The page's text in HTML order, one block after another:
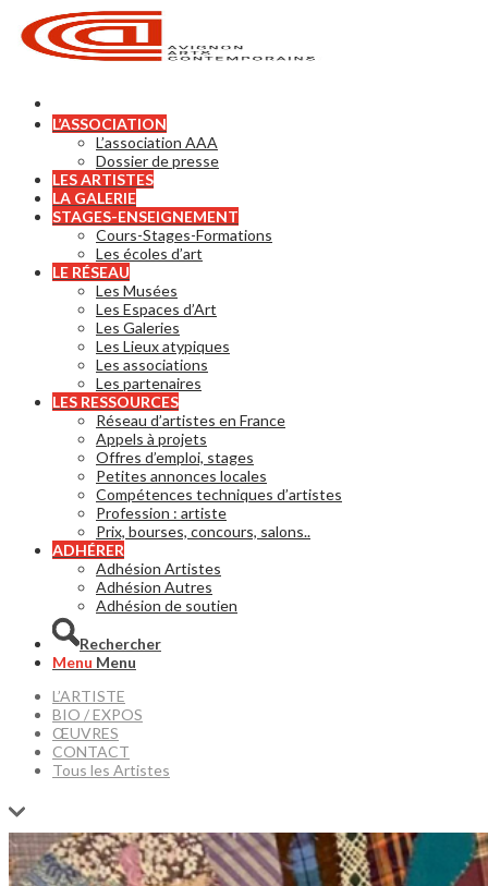
L’ASSOCIATION
L’association AAA
Dossier de presse
LES ARTISTES
LA GALERIE
STAGES-ENSEIGNEMENT
Cours-Stages-Formations
Les écoles d’art
LE RÉSEAU
Les Musées
Les Espaces d’Art
Les Galeries
Les Lieux atypiques
Les associations
Les partenaires
LES RESSOURCES
Réseau d’artistes en France
Appels à projets
Offres d’emploi, stages
Petites annonces locales
Compétences techniques d’artistes
Profession : artiste
Prix, bourses, concours, salons..
ADHÉRER
Adhésion Artistes
Adhésion Autres
Adhésion de soutien
Rechercher
Menu Menu
L’ARTISTE
BIO / EXPOS
ŒUVRES
CONTACT
Tous les Artistes